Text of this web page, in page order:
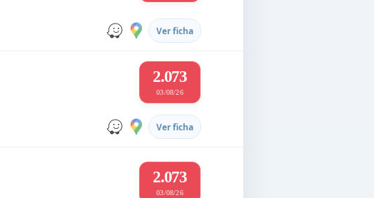
Ver ficha
2.073
03/08/26
Ver ficha
2.073
03/08/26